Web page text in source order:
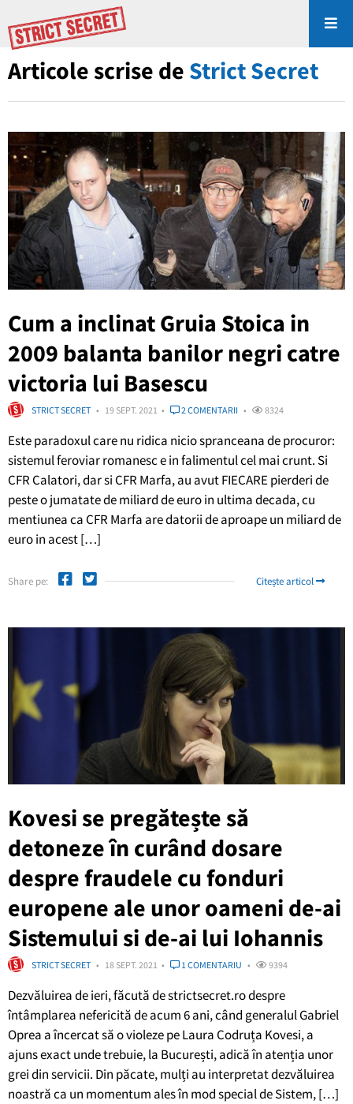
Articole scrise de Strict Secret
Cum a inclinat Gruia Stoica in
2009 balanta banilor negri catre
victoria lui Basescu
STRICT SECRET 19 SEPT. 2021 2 COMENTARII 8324
Este paradoxul care nu ridica nicio spranceana de procuror:
sistemul feroviar romanesc e in falimentul cel mai crunt. Si
CFR Calatori, dar si CFR Marfa, au avut FIECARE pierderi de
peste o jumatate de miliard de euro in ultima decada, cu
mentiunea ca CFR Marfa are datorii de aproape un miliard de
euro in acest […]
Share pe: Citește articol
Kovesi se pregătește să
detoneze în curând dosare
despre fraudele cu fonduri
europene ale unor oameni de-ai
Sistemului si de-ai lui Iohannis
STRICT SECRET 18 SEPT. 2021 1 COMENTARIU 9394
Dezvăluirea de ieri, făcută de strictsecret.ro despre
întâmplarea nefericită de acum 6 ani, când generalul Gabriel
Oprea a încercat să o violeze pe Laura Codruța Kovesi, a
ajuns exact unde trebuie, la București, adică în atenția unor
grei din servicii. Din păcate, mulți au interpretat dezvăluirea
noastră ca un momentum ales în mod special de Sistem, […]